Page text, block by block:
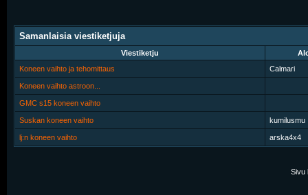
Samanlaisia viestiketjuja
Viestiketju
Koneen vaihto ja tehomittaus
Calmari
Koneen vaihto astroon...
GMC s15 koneen vaihto
Suskan koneen vaihto kumilusmu
lj:n koneen vaihto arska4x4
Sivu